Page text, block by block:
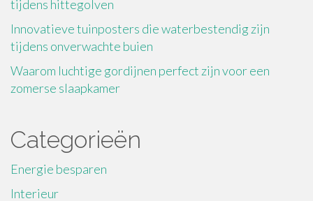
tijdens hittegolven
Innovatieve tuinposters die waterbestendig zijn
tijdens onverwachte buien
Waarom luchtige gordijnen perfect zijn voor een
zomerse slaapkamer
Categorieën
Energie besparen
Interieur